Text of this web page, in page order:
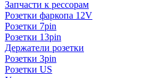
Запчасти к рессорам
Розетки фаркопа 12V
Розетки 7pin
Розетки 13pin
Держатели розетки
Розетки 3pin
Розетки US